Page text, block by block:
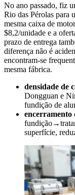
No ano passado, fiz
Rio das Pérolas para
mesma caixa de
$8,2/unidade e a
prazo de entrega
diferença não é
encontram-se
mesma fábrica.
densidade de
Dongguan e
fundição de
encerramento
superfície,